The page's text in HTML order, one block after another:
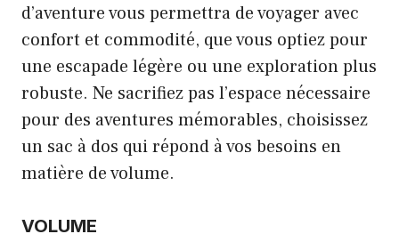
d’aventure vous permettra de voyager avec
confort et commodité, que vous optiez pour
une escapade légère ou une exploration plus
robuste. Ne sacrifiez pas l’espace nécessaire
pour des aventures mémorables, choisissez
un sac à dos qui répond à vos besoins en
matière de volume.
VOLUME